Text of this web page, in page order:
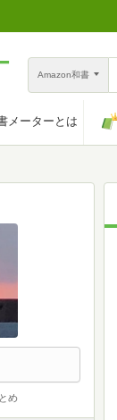
Amazon和書
メーターとは
め